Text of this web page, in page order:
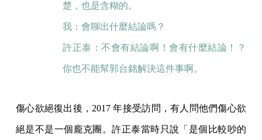
楚，也是含糊的。
我：會聊出什麼結論嗎？
許正泰：不會有結論啊！會有什麼結論！？
你也不能幫郭台銘解決這件事啊。
傷心欲絕復出後，2017 年接受訪問，有人問他們傷心欲
絕是不是一個龐克團。許正泰當時只說「是個比較吵的